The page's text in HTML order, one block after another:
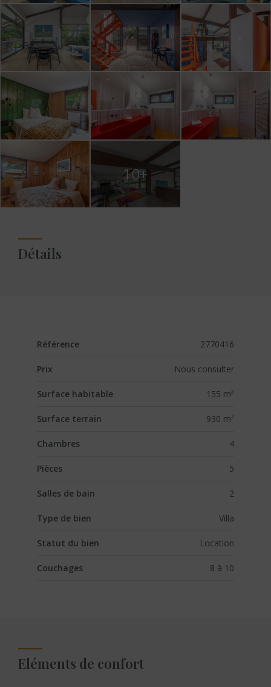
10+
Détails
Référence 2770416
Prix Nous consulter
Surface habitable 155 m²
Surface terrain 930 m²
Chambres 4
Pièces 5
Salles de bain 2
Type de bien Villa
Statut du bien Location
Couchages 8 à 10
Eléments de confort